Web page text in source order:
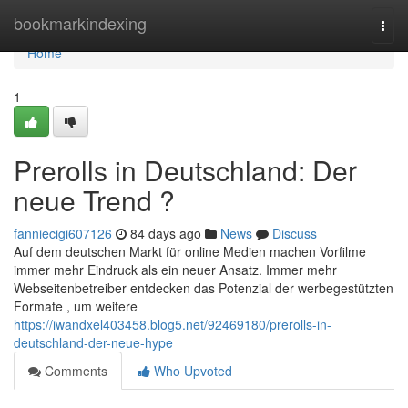
bookmarkindexing
Home
Home
1
Prerolls in Deutschland: Der
neue Trend ?
fanniecigi607126 84 days ago News
Discuss
Auf dem deutschen Markt für online Medien machen Vorfilme
immer mehr Eindruck als ein neuer Ansatz. Immer mehr
Webseitenbetreiber entdecken das Potenzial der werbegestützten
Formate , um weitere
https://iwandxel403458.blog5.net/92469180/prerolls-in-
deutschland-der-neue-hype
Comments
Who Upvoted